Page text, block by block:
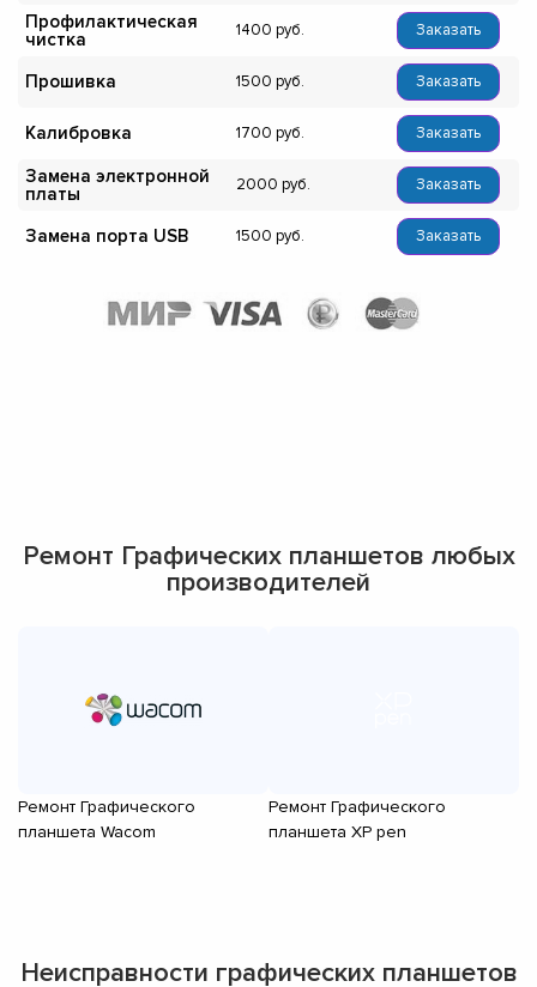
Профилактическая
чистка
1400 Заказать
Прошивка 1500 Заказать
Калибровка 1700 Заказать
Замена электронной
платы
2000 Заказать
Замена порта USB 1500 Заказать
Ремонт Графических планшетов любых
производителей
Ремонт Графического
планшета Wacom
Ремонт Графического
планшета XP pen
Неисправности графических планшетов